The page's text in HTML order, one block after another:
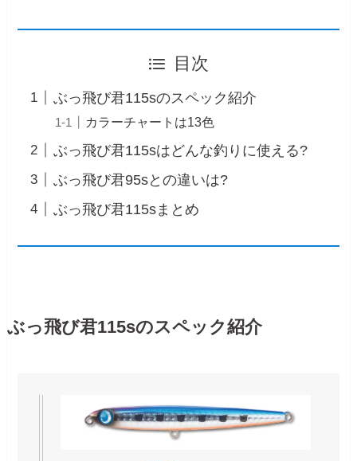
目次
ぶっ飛び君115sのスペック紹介
カラーチャートは13色
ぶっ飛び君115sはどんな釣りに使える?
ぶっ飛び君95sとの違いは?
ぶっ飛び君115sまとめ
ぶっ飛び君115sのスペック紹介